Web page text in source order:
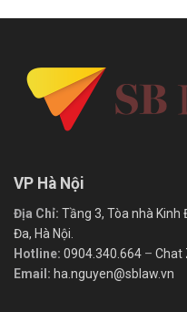
VP Hà Nội
Địa Chỉ: Tầng 3, Tòa nhà Kinh
Đa, Hà Nội.
Hotline: 0904.340.664 – Chat
Email: ha.nguyen@sblaw.vn